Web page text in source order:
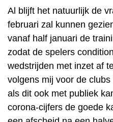
Al blijft het natuurlijk de
februari zal kunnen
vanaf half januari de
zodat de spelers
wedstrijden met inzet af
volgens mij voor de
als dit ook met publiek
corona-cijfers de goede